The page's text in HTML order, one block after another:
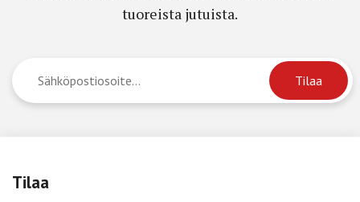
tuoreista jutuista.
Tilaa